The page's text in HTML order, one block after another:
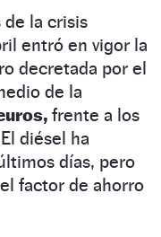
de la crisis
entró en vigor la
decretada por el
de la
frente a los
El diésel ha
días, pero
factor de ahorro